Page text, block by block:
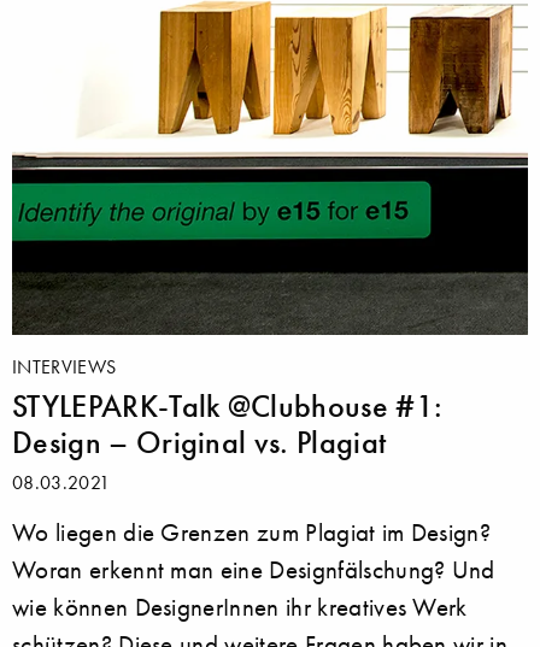
INTERVIEWS
STYLEPARK-Talk @Clubhouse #1:
Design – Original vs. Plagiat
08.03.2021
Wo liegen die Grenzen zum Plagiat im Design?
Woran erkennt man eine Designfälschung? Und
wie können DesignerInnen ihr kreatives Werk